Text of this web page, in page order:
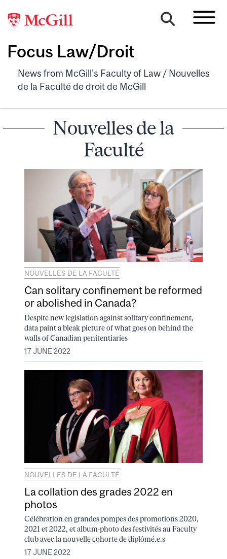
Focus Law/Droit
News from McGill's Faculty of Law / Nouvelles
de la Faculté de droit de McGill
Nouvelles de la
Faculté
NOUVELLES DE LA FACULTÉ
Can solitary confinement be reformed
or abolished in Canada?
Despite new legislation against solitary confinement,
data paint a bleak picture of what goes on behind the
walls of Canadian penitentiaries
17 JUNE 2022
NOUVELLES DE LA FACULTÉ
La collation des grades 2022 en
photos
Célébration en grandes pompes des promotions 2020,
2021 et 2022, et album-photo des festivités au Faculty
club avec la nouvelle cohorte de diplômé.e.s
17 JUNE 2022